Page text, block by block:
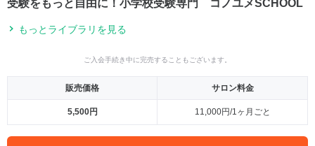
受験をもっと自由に！小学校受験専門 コノユメSCHOOL
もっとライブラリを見る
ご入会手続き中に完売することもございます。
販売価格 サロン料金
5,500円 11,000円/1ヶ月ごと